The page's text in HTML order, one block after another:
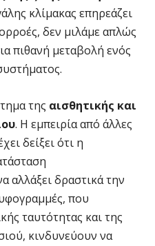
κλίμακας επηρεάζει
δεν μιλάμε απλώς
πιθανή μεταβολή ενός
της αισθητικής και
. Η εμπειρία από άλλες
δείξει ότι η
αλλάξει δραστικά την
που
ταυτότητας και της
κινδυνεύουν να